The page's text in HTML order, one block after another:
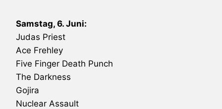
Samstag, 6. Juni:
Judas Priest
Ace Frehley
Five Finger Death Punch
The Darkness
Gojira
Nuclear Assault